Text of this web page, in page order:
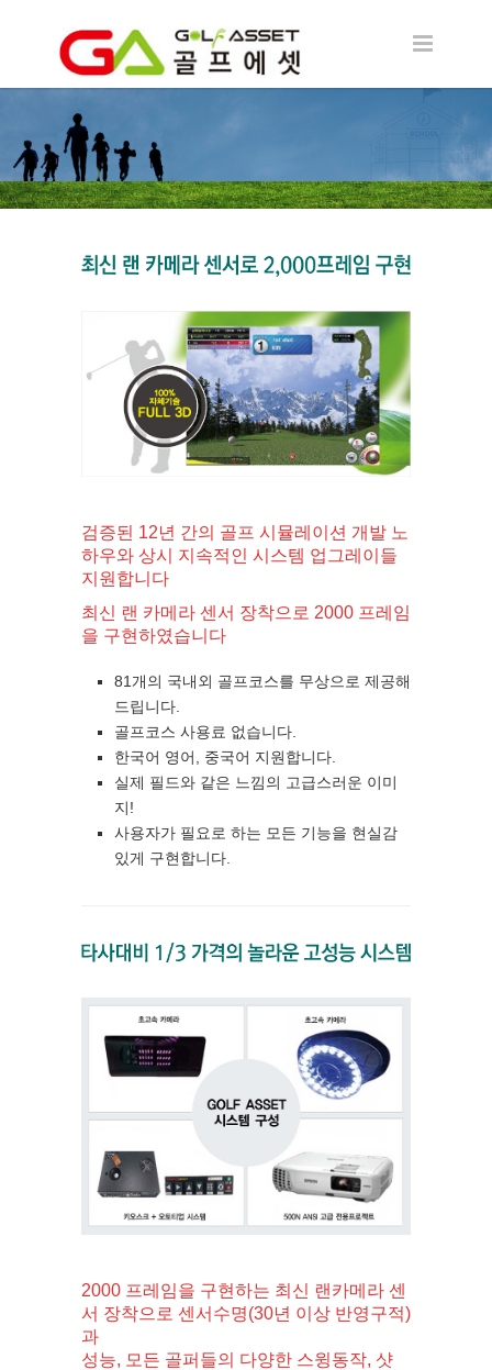
골프에셋 제품소
개
검증된 12년 간의 골프 시뮬레이션 개발 노
하우와 상시 지속적인 시스템 업그레이들
지원합니다
최신 랜 카메라 센서 장착으로 2000 프레임
을 구현하였습니다
81개의 국내외 골프코스를 무상으로 제공해
드립니다.
골프코스 사용료 없습니다.
한국어 영어, 중국어 지원합니다.
실제 필드와 같은 느낌의 고급스러운 이미
지!
사용자가 필요로 하는 모든 기능을 현실감
있게 구현합니다.
2000 프레임을 구현하는 최신 랜카메라 센
서 장착으로 센서수명(30년 이상 반영구적)
과
성능, 모든 골퍼들의 다양한 스윙동작, 샷